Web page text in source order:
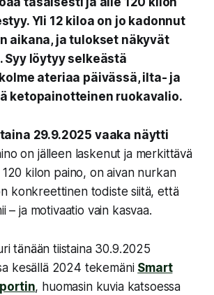
Yli 12 kiloa on jo kadonnut
aikana, ja tulokset näkyvät
Syy löytyy selkeästä
ateriaa päivässä, ilta- ja
ketopainotteinen ruokavalio.
29.9.2025 vaaka näytti
on jälleen laskenut ja merkittävä
kilon paino, on aivan nurkan
konkreettinen todiste siitä, että
– ja motivaatio vain kasvaa.
tänään tiistaina 30.9.2025
kesällä 2024 tekemäni Smart
, huomasin kuvia katsoessa